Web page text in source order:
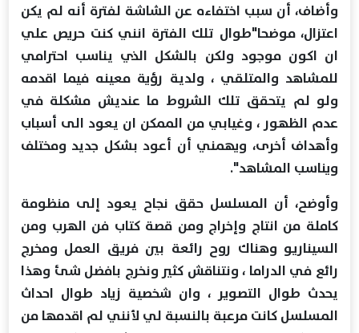
وأضاف، أن سبب اختفاءه عن الشاشة لفترة أنه لم يكن
اعتزال، موضحا"طوال تلك الفترة انني كنت حريص علي
ان اكون موجود ولكن بالشكل الذي يناسب احترامي
للمشاهد والمتلقي ، ولدية رؤية معينه فيما اقدمه
ولو لم يتحقق تلك الشروط ما عنديش مشكلة في
عدم الظهور ، وغيابي من الممكن ان يعود الى أسباب
وأهداف أخرى، ويهمني أن أعود بشكل جديد ومختلف
ويناسب المشاهد".
وأوضح، أن المسلسل حقق نجاح يعود إلى منظومة
كاملة من انتاج وإخراج ومن قصة كتاب فن الهرب ومن
السيناريو وهناك روح رائعة بين فريق العمل ومخرج
رائع في الدراما ، ونتناقش كثير ونخرج بافضل شئ وهذا
يحدث طوال التصوير ، وان شخصية زياد طوال احداث
المسلسل كانت مرعبة بالنسبة لي لأنني لم اقدمها من